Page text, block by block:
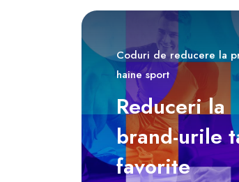
Coduri de reducere la
haine sport
Reduceri la
brand-urile
favorite